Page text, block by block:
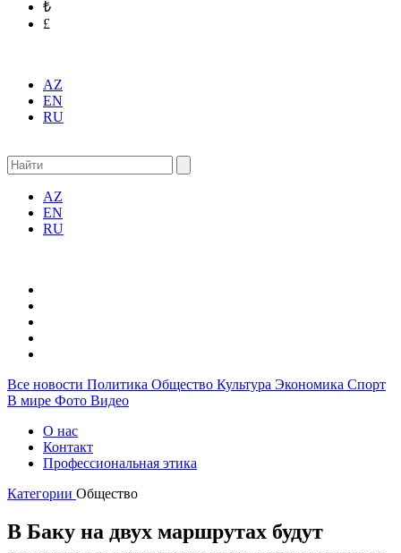
₺
£
AZ
EN
RU
AZ
EN
RU
Все новости Политика Общество Культура Экономика Спорт
В мире Фото Видео
О нас
Контакт
Профессиональная этика
Категории Общество
В Баку на двух маршрутах будут